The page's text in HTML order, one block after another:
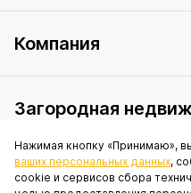
Компания
Загородная
Данный интернет-сайт носит
Нажимая кнопку «Принимаю»,
ваших персональных данных,
cookie и сервисов сбора